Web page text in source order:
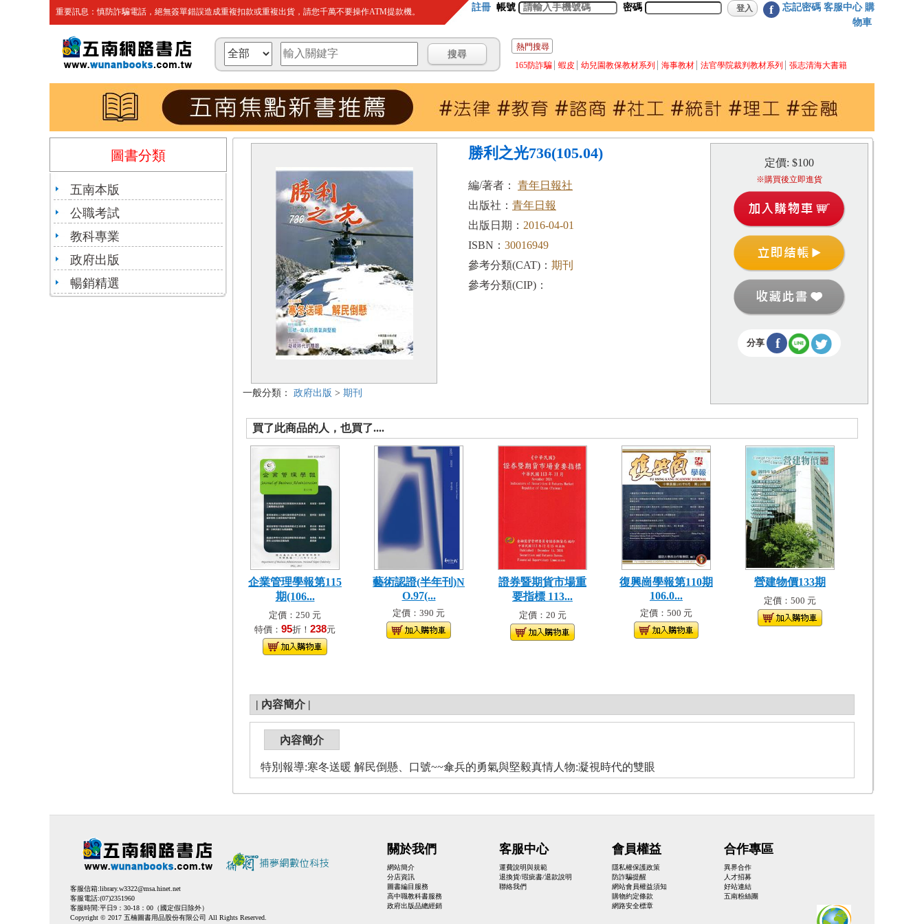
重要訊息：慎防詐騙電話，絕無簽單錯誤造成重複扣款或重複出貨，請您千萬不要操作ATM提款機。 註冊 帳號 密碼 f 忘記密碼 客服中心 購
物車
熱門搜尋
165防詐騙
蝦皮 幼兒園教保教材系列 海事教材 法官學院裁判教材系列 張志清海大書籍
圖書分類
五南本版
公職考試
教科專業
政府出版
暢銷精選
一般分類： 政府出版 > 期刊
勝利之光736(105.04)
編/著者： 青年日報社
出版社： 青年日報
出版日期： 2016-04-01
ISBN： 30016949
參考分類(CAT)： 期刊
參考分類(CIP)：
定價: $100
※購買後立即進貨
分享 f
買了此商品的人，也買了....
企業管理學報第115
期(106...
定價：250 元
特價： 95折！ 238元
藝術認證(半年刊)N
O.97(...
定價：390 元
證券暨期貨市場重
要指標 113...
定價：20 元
復興崗學報第110期
106.0...
定價：500 元
營建物價133期
定價：500 元
| 內容簡介 |
內容簡介
特別報導:寒冬送暖 解民倒懸、口號~~傘兵的勇氣與堅毅真情人物:凝視時代的雙眼
客服信箱:library.w3322@msa.hinet.net
客服電話:(07)2351960
客服時間:平日9：30-18：00（國定假日除外）
Copyright © 2017 五楠圖書用品股份有限公司 All Rights Reserved.
關於我們
網站簡介
分店資訊
圖書編目服務
高中職教科書服務
政府出版品總經銷
客服中心
運費說明與規範
退換貨/瑕疵書/退款說明
聯絡我們
會員權益
隱私權保護政策
防詐騙提醒
網站會員權益須知
購物約定條款
網路安全標章
合作專區
異界合作
人才招募
好站連結
五南粉絲團